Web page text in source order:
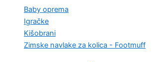
Baby oprema
Igračke
Kišobrani
Zimske navlake za kolica - Footmuff